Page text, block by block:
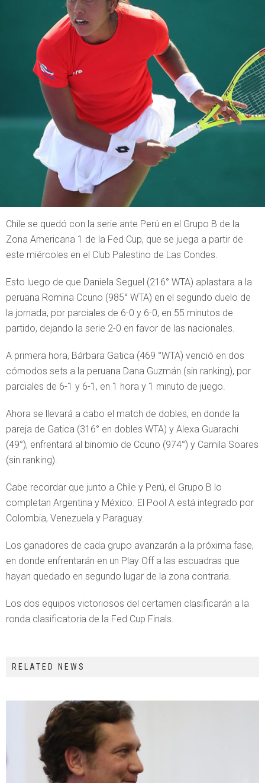
Chile se quedó con la serie ante Perú en el Grupo B de la
Zona Americana 1 de la Fed Cup, que se juega a partir de
este miércoles en el Club Palestino de Las Condes.
Esto luego de que Daniela Seguel (216° WTA) aplastara a la
peruana Romina Ccuno (985° WTA) en el segundo duelo de
la jornada, por parciales de 6-0 y 6-0, en 55 minutos de
partido, dejando la serie 2-0 en favor de las nacionales.
A primera hora, Bárbara Gatica (469 °WTA) venció en dos
cómodos sets a la peruana Dana Guzmán (sin ranking), por
parciales de 6-1 y 6-1, en 1 hora y 1 minuto de juego.
Ahora se llevará a cabo el match de dobles, en donde la
pareja de Gatica (316° en dobles WTA) y Alexa Guarachi
(49°), enfrentará al binomio de Ccuno (974°) y Camila Soares
(sin ranking).
Cabe recordar que junto a Chile y Perú, el Grupo B lo
completan Argentina y México. El Pool A está integrado por
Colombia, Venezuela y Paraguay.
Los ganadores de cada grupo avanzarán a la próxima fase,
en donde enfrentarán en un Play Off a las escuadras que
hayan quedado en segundo lugar de la zona contraria.
Los dos equipos victoriosos del certamen clasificarán a la
ronda clasificatoria de la Fed Cup Finals.
RELATED NEWS